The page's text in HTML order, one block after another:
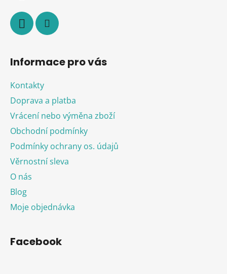
Informace pro vás
Kontakty
Doprava a platba
Vrácení nebo výměna zboží
Obchodní podmínky
Podmínky ochrany os. údajů
Věrnostní sleva
O nás
Blog
Moje objednávka
Facebook